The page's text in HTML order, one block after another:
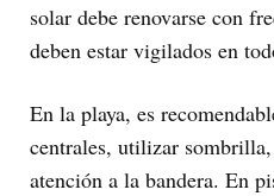
solar debe renovarse con
deben estar vigilados en
En la playa, es
centrales, utilizar
atención a la bandera. En